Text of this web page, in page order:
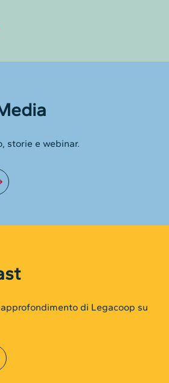
storie e webinar.
di Legacoop su